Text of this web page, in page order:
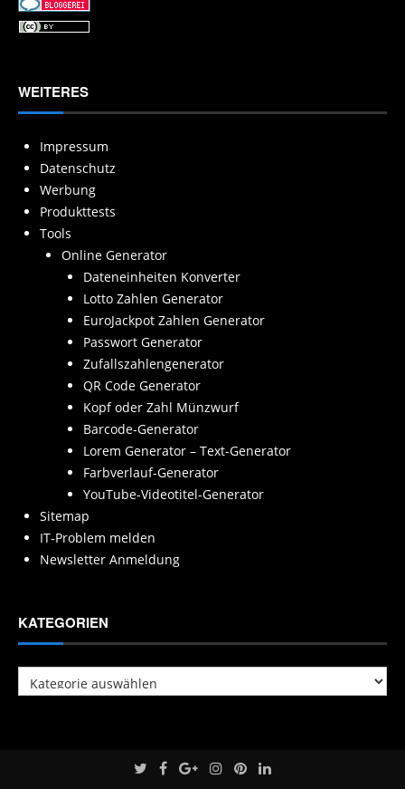
WEITERES
Impressum
Datenschutz
Werbung
Produkttests
Tools
Online Generator
Dateneinheiten Konverter
Lotto Zahlen Generator
EuroJackpot Zahlen Generator
Passwort Generator
Zufallszahlengenerator
QR Code Generator
Kopf oder Zahl Münzwurf
Barcode-Generator
Lorem Generator – Text-Generator
Farbverlauf-Generator
YouTube-Videotitel-Generator
Sitemap
IT-Problem melden
Newsletter Anmeldung
KATEGORIEN
Kategorien